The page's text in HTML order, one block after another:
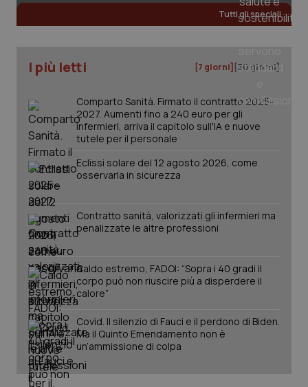
Tutti gli speciali
I più letti [7 giorni] [30 giorni]
Comparto Sanità. Firmato il contratto 2025-
2027. Aumenti fino a 240 euro per gli
infermieri, arriva il capitolo sull'IA e nuove
tutele per il personale
Eclissi solare del 12 agosto 2026, come
osservarla in sicurezza
Contratto sanità, valorizzati gli infermieri ma
penalizzate le altre professioni
Caldo estremo, FADOI: “Sopra i 40 gradi il
corpo può non riuscire più a disperdere il
calore”
Covid. Il silenzio di Fauci e il perdono di Biden.
Ma il Quinto Emendamento non è
un’ammissione di colpa
PHPSESSID